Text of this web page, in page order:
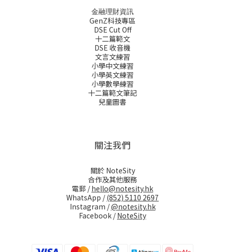
金融理財資訊
GenZ科技專區
DSE Cut Off
十二篇範文
DSE 收音機
文言文練習
小學中文練習
小學英文練習
小學數學練習
十二篇範文筆記
兒童圖書
關注我們
關於 NoteSity
合作及其他服務
電郵 /hello@notesity.hk
WhatsApp /(852) 5110 2697
Instagram /@notesity.hk
Facebook /NoteSity